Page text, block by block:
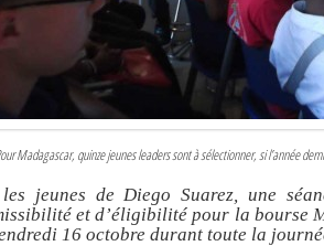
Madagascar, quinze jeunes leaders sont à sélectionner, si l’année
jeunes de Diego Suarez, une
et d’éligibilité pour la bourse
16 octobre durant toute la